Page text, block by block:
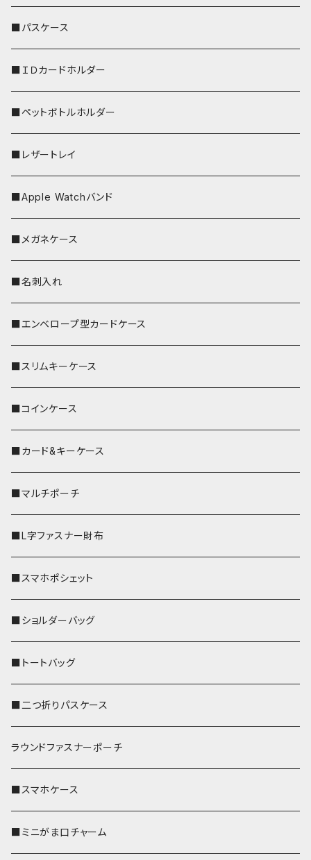
リールのみ
ストラップ付
■パスケース
■ＩＤカードホルダー
■ペットボトルホルダー
■レザートレイ
■Apple Watchバンド
■メガネケース
■名刺入れ
■エンベロープ型カードケース
■スリムキーケース
■コインケース
■カード&キーケース
■マルチポーチ
■L字ファスナー財布
■スマホポシェット
■ショルダーバッグ
■トートバッグ
■二つ折りパスケース
ラウンドファスナーポーチ
■スマホケース
■ミニがま口チャーム